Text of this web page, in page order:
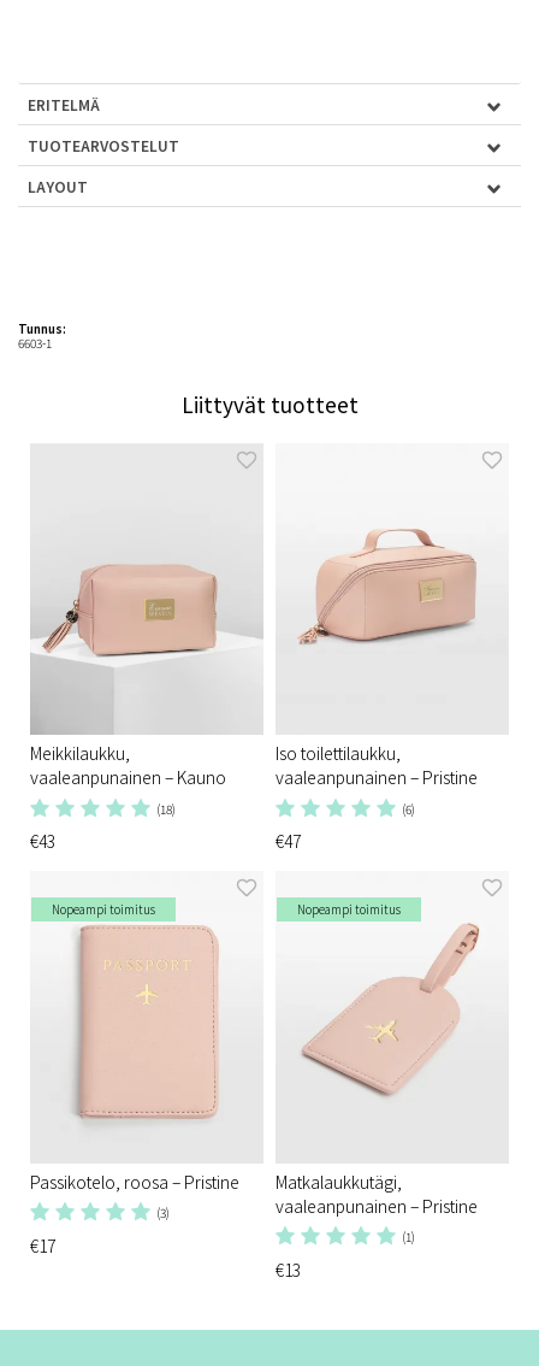
ERITELMÄ
TUOTEARVOSTELUT
LAYOUT
Tunnus:
6603-1
Liittyvät tuotteet
Meikkilaukku,
vaaleanpunainen – Kauno
(18)
€43
Iso toilettilaukku,
vaaleanpunainen – Pristine
(6)
€47
Nopeampi toimitus
Passikotelo, roosa – Pristine
(3)
€17
Nopeampi toimitus
Matkalaukkutägi,
vaaleanpunainen – Pristine
(1)
€13